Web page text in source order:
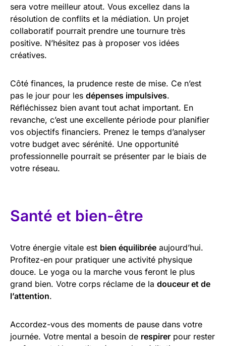
sera votre meilleur atout. Vous excellez dans la
résolution de conflits et la médiation. Un projet
collaboratif pourrait prendre une tournure très
positive. N’hésitez pas à proposer vos idées
créatives.
Côté finances, la prudence reste de mise. Ce n’est
pas le jour pour les dépenses impulsives.
Réfléchissez bien avant tout achat important. En
revanche, c’est une excellente période pour planifier
vos objectifs financiers. Prenez le temps d’analyser
votre budget avec sérénité. Une opportunité
professionnelle pourrait se présenter par le biais de
votre réseau.
Santé et bien-être
Votre énergie vitale est bien équilibrée aujourd’hui.
Profitez-en pour pratiquer une activité physique
douce. Le yoga ou la marche vous feront le plus
grand bien. Votre corps réclame de la douceur et de
l’attention.
Accordez-vous des moments de pause dans votre
journée. Votre mental a besoin de respirer pour rester